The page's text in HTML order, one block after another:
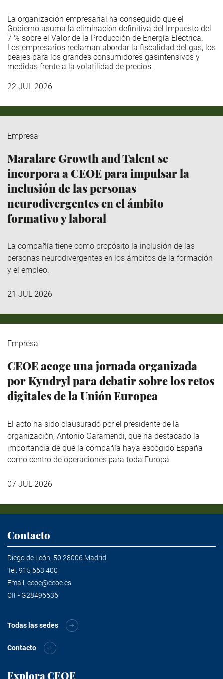
La organización empresarial ha conseguido que el
Gobierno asuma la eliminación definitiva del Impuesto del
7 % sobre el Valor de la Producción de Energía Eléctrica.
Los empresarios reclaman abordar la fiscalidad del gas, los
peajes para los grandes consumidores gasintensivos y
medidas frente a la volatilidad de precios.
22 JUL 2026
Empresa
Maralarc Growth and Talent se
incorpora a CEOE para impulsar la
inclusión de las personas
neurodivergentes en el ámbito
formativo y laboral
La compañía tiene como propósito la inclusión de las
personas neurodivergentes en los ámbitos de la formación
y el empleo.
21 JUL 2026
Empresa
CEOE acoge una jornada organizada
por Kyndryl para debatir sobre los retos
digitales de la Unión Europea
El acto ha sido clausurado por el presidente de la
organización, Antonio Garamendi, que ha destacado la
importancia de que la compañía haya escogido España
como centro de operaciones para toda Europa
07 JUL 2026
Contacto
Diego de León, 50 28006 Madrid
Tel. 915 663 400
Email. ceoe@ceoe.es
CIF- G28496636
Todas las sedes
Contacto
Explora CEOE